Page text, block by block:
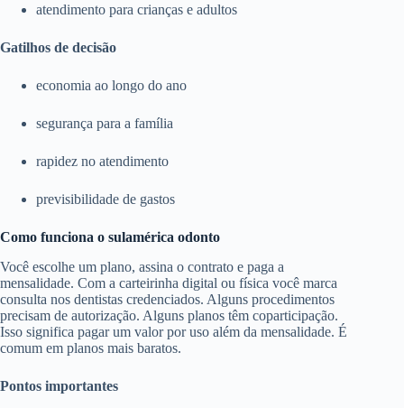
atendimento para crianças e adultos
Gatilhos de decisão
economia ao longo do ano
segurança para a família
rapidez no atendimento
previsibilidade de gastos
Como funciona o sulamérica odonto
Você escolhe um plano, assina o contrato e paga a
mensalidade. Com a carteirinha digital ou física você marca
consulta nos dentistas credenciados. Alguns procedimentos
precisam de autorização. Alguns planos têm coparticipação.
Isso significa pagar um valor por uso além da mensalidade. É
comum em planos mais baratos.
Pontos importantes